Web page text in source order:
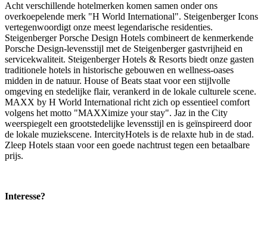
Acht verschillende hotelmerken komen samen onder ons
overkoepelende merk "H World International". Steigenberger Icons
vertegenwoordigt onze meest legendarische residenties.
Steigenberger Porsche Design Hotels combineert de kenmerkende
Porsche Design-levensstijl met de Steigenberger gastvrijheid en
servicekwaliteit. Steigenberger Hotels & Resorts biedt onze gasten
traditionele hotels in historische gebouwen en wellness-oases
midden in de natuur. House of Beats staat voor een stijlvolle
omgeving en stedelijke flair, verankerd in de lokale culturele scene.
MAXX by H World International richt zich op essentieel comfort
volgens het motto "MAXXimize your stay". Jaz in the City
weerspiegelt een grootstedelijke levensstijl en is geïnspireerd door
de lokale muziekscene. IntercityHotels is de relaxte hub in de stad.
Zleep Hotels staan ​​voor een goede nachtrust tegen een betaalbare
prijs.
Interesse?